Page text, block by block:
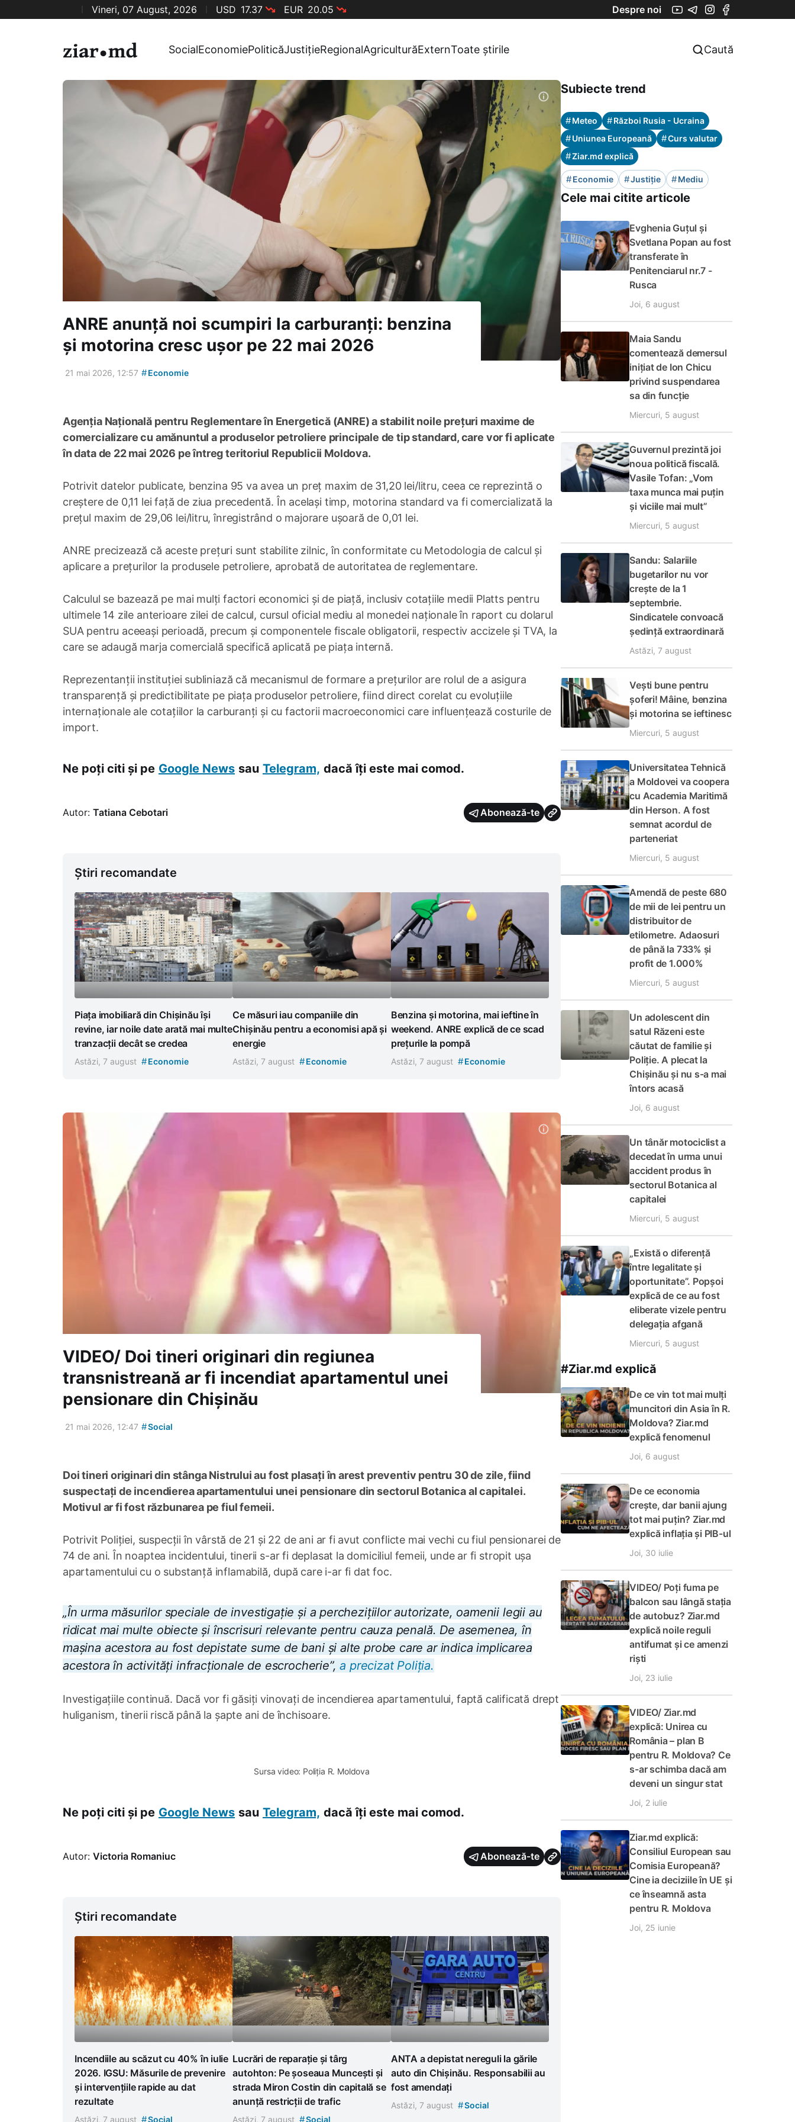
Vineri, 07 August, 2026 USD 17.37 EUR 20.05 Despre noi
SocialEconomiePoliticăJustițieRegionalAgriculturăExternToate știrile Caută
ANRE anunță noi scumpiri la carburanți: benzina
și motorina cresc ușor pe 22 mai 2026
21 mai 2026, 12:57 #Economie
Agenția Națională pentru Reglementare în Energetică (ANRE) a stabilit noile prețuri maxime de
comercializare cu amănuntul a produselor petroliere principale de tip standard, care vor fi aplicate
în data de 22 mai 2026 pe întreg teritoriul Republicii Moldova.
Potrivit datelor publicate, benzina 95 va avea un preț maxim de 31,20 lei/litru, ceea ce reprezintă o
creștere de 0,11 lei față de ziua precedentă. În același timp, motorina standard va fi comercializată la
prețul maxim de 29,06 lei/litru, înregistrând o majorare ușoară de 0,01 lei.
ANRE precizează că aceste prețuri sunt stabilite zilnic, în conformitate cu Metodologia de calcul și
aplicare a prețurilor la produsele petroliere, aprobată de autoritatea de reglementare.
Calculul se bazează pe mai mulți factori economici și de piață, inclusiv cotațiile medii Platts pentru
ultimele 14 zile anterioare zilei de calcul, cursul oficial mediu al monedei naționale în raport cu dolarul
SUA pentru aceeași perioadă, precum și componentele fiscale obligatorii, respectiv accizele și TVA, la
care se adaugă marja comercială specifică aplicată pe piața internă.
Reprezentanții instituției subliniază că mecanismul de formare a prețurilor are rolul de a asigura
transparență și predictibilitate pe piața produselor petroliere, fiind direct corelat cu evoluțiile
internaționale ale cotațiilor la carburanți și cu factorii macroeconomici care influențează costurile de
import.
Ne poți citi și pe Google News sau Telegram, dacă îți este mai comod.
Autor: Tatiana Cebotari Abonează-te
Știri recomandate
Piața imobiliară din Chișinău își
revine, iar noile date arată mai multe
tranzacții decât se credea
Astăzi, 7 august #Economie
Ce măsuri iau companiile din
Chișinău pentru a economisi apă și
energie
Astăzi, 7 august #Economie
Benzina și motorina, mai ieftine în
weekend. ANRE explică de ce scad
prețurile la pompă
Astăzi, 7 august #Economie
VIDEO/ Doi tineri originari din regiunea
transnistreană ar fi incendiat apartamentul unei
pensionare din Chișinău
21 mai 2026, 12:47 #Social
Doi tineri originari din stânga Nistrului au fost plasați în arest preventiv pentru 30 de zile, fiind
suspectați de incendierea apartamentului unei pensionare din sectorul Botanica al capitalei.
Motivul ar fi fost răzbunarea pe fiul femeii.
Potrivit Poliției, suspecții în vârstă de 21 și 22 de ani ar fi avut conflicte mai vechi cu fiul pensionarei de
74 de ani. În noaptea incidentului, tinerii s-ar fi deplasat la domiciliul femeii, unde ar fi stropit ușa
apartamentului cu o substanță inflamabilă, după care i-ar fi dat foc.
„În urma măsurilor speciale de investigație și a perchezițiilor autorizate, oamenii legii au
ridicat mai multe obiecte și înscrisuri relevante pentru cauza penală. De asemenea, în
mașina acestora au fost depistate sume de bani și alte probe care ar indica implicarea
acestora în activități infracționale de escrocherie”,a precizat Poliția.
Investigațiile continuă. Dacă vor fi găsiți vinovați de incendierea apartamentului, faptă calificată drept
huliganism, tinerii riscă până la șapte ani de închisoare.
Sursa video: Poliția R. Moldova
Ne poți citi și pe Google News sau Telegram, dacă îți este mai comod.
Autor: Victoria Romaniuc Abonează-te
Știri recomandate
Incendiile au scăzut cu 40% în iulie
2026. IGSU: Măsurile de prevenire
și intervențiile rapide au dat
rezultate
Astăzi, 7 august #Social
Lucrări de reparație și târg
autohton: Pe șoseaua Muncești și
strada Miron Costin din capitală se
anunță restricții de trafic
Astăzi, 7 august #Social
ANTA a depistat nereguli la gările
auto din Chișinău. Responsabilii au
fost amendați
Astăzi, 7 august #Social
Subiecte trend
#Meteo #Război Rusia - Ucraina
#Uniunea Europeană #Curs valutar
#Ziar.md explică
#Economie #Justiție #Mediu
Cele mai citite articole
Evghenia Guțul și
Svetlana Popan au fost
transferate în
Penitenciarul nr.7 -
Rusca
Joi, 6 august
Maia Sandu
comentează demersul
inițiat de Ion Chicu
privind suspendarea
sa din funcție
Miercuri, 5 august
Guvernul prezintă joi
noua politică fiscală.
Vasile Tofan: „Vom
taxa munca mai puțin
și viciile mai mult”
Miercuri, 5 august
Sandu: Salariile
bugetarilor nu vor
crește de la 1
septembrie.
Sindicatele convoacă
ședință extraordinară
Astăzi, 7 august
Vești bune pentru
șoferi! Mâine, benzina
și motorina se ieftinesc
Miercuri, 5 august
Universitatea Tehnică
a Moldovei va coopera
cu Academia Maritimă
din Herson. A fost
semnat acordul de
parteneriat
Miercuri, 5 august
Amendă de peste 680
de mii de lei pentru un
distribuitor de
etilometre. Adaosuri
de până la 733% și
profit de 1.000%
Miercuri, 5 august
Un adolescent din
satul Răzeni este
căutat de familie și
Poliție. A plecat la
Chișinău și nu s-a mai
întors acasă
Joi, 6 august
Un tânăr motociclist a
decedat în urma unui
accident produs în
sectorul Botanica al
capitalei
Miercuri, 5 august
„Există o diferență
între legalitate și
oportunitate”. Popșoi
explică de ce au fost
eliberate vizele pentru
delegația afgană
Miercuri, 5 august
#Ziar.md explică
De ce vin tot mai mulți
muncitori din Asia în R.
Moldova? Ziar.md
explică fenomenul
Joi, 6 august
De ce economia
crește, dar banii ajung
tot mai puțin? Ziar.md
explică inflația și PIB-ul
Joi, 30 iulie
VIDEO/ Poți fuma pe
balcon sau lângă stația
de autobuz? Ziar.md
explică noile reguli
antifumat și ce amenzi
riști
Joi, 23 iulie
VIDEO/ Ziar.md
explică: Unirea cu
România – plan B
pentru R. Moldova? Ce
s-ar schimba dacă am
deveni un singur stat
Joi, 2 iulie
Ziar.md explică:
Consiliul European sau
Comisia Europeană?
Cine ia deciziile în UE și
ce înseamnă asta
pentru R. Moldova
Joi, 25 iunie